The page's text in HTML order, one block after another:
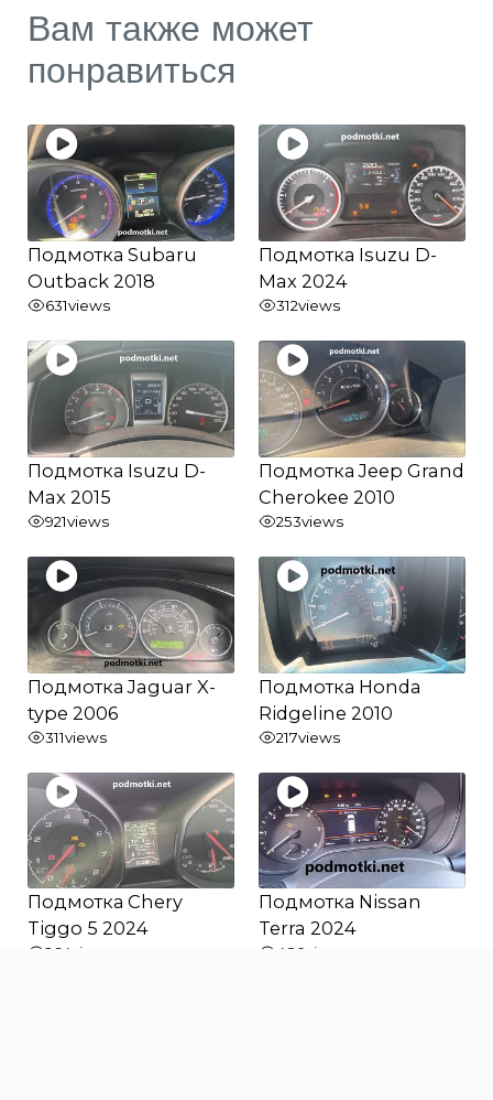
Вам также может
понравиться
Подмотка Subaru
Outback 2018
631views
Подмотка Isuzu D-
Max 2024
312views
Подмотка Isuzu D-
Max 2015
921views
Подмотка Jeep Grand
Cherokee 2010
253views
Подмотка Jaguar X-
type 2006
311views
Подмотка Honda
Ridgeline 2010
217views
Подмотка Chery
Tiggo 5 2024
264 views
Подмотка Nissan
Terra 2024
480 views